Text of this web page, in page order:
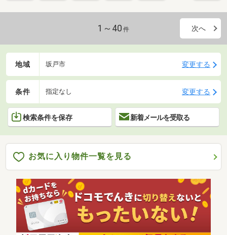
1～40 件 次へ
地域 坂戸市 変更する
条件 指定なし 変更する
検索条件を保存 新着メールを受取る
お気に入り物件一覧を見る